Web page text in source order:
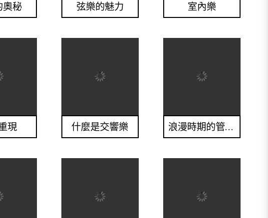
奧秘 弦樂的魅力 室內樂
現 什麼是交響樂 浪漫時期的管弦樂團